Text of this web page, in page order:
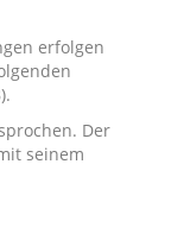
erfolgen
Der
seinem